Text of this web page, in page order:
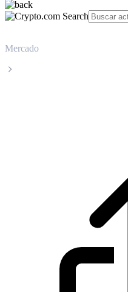
Mercado